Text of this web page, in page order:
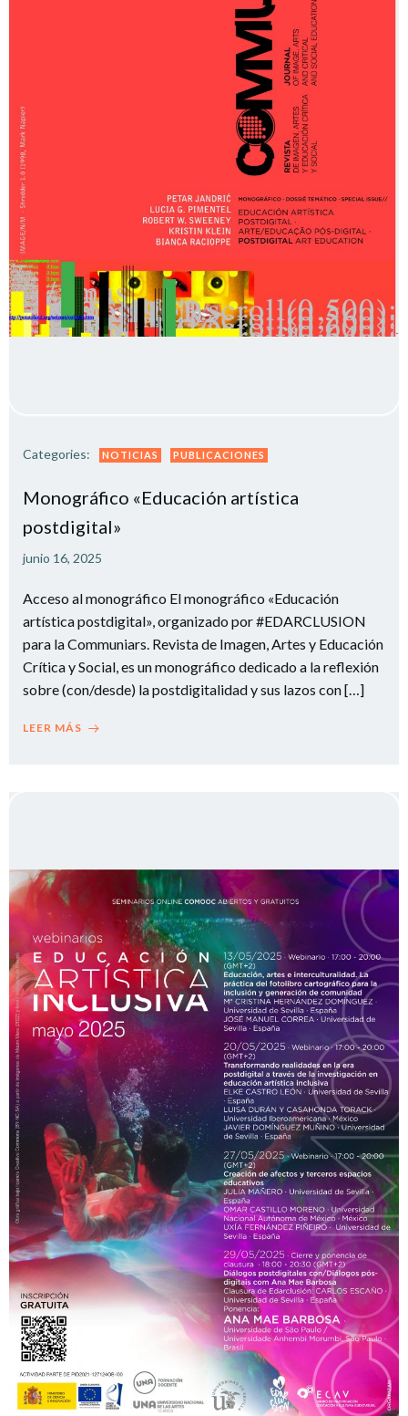
Categories: NOTICIAS PUBLICACIONES
Monográfico «Educación artística
postdigital»
junio 16, 2025
Acceso al monográfico El monográfico «Educación
artística postdigital», organizado por #EDARCLUSION
para la Communiars. Revista de Imagen, Artes y Educación
Crítica y Social, es un monográfico dedicado a la reflexión
sobre (con/desde) la postdigitalidad y sus lazos con […]
LEER MÁS